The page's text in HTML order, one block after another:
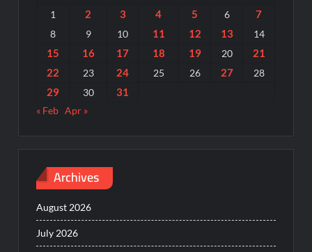
1 2 3 4 5 6 7
8 9 10 11 12 13 14
15 16 17 18 19 20
21
22
23 24 25 26 27 28
29 30 31
« Feb Apr »
Archives
August 2026
July 2026